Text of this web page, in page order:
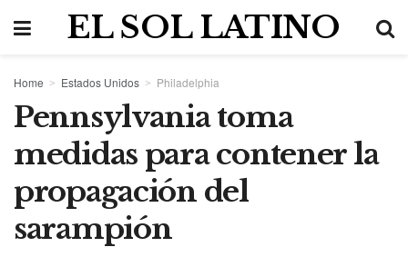
EL SOL LATINO
Home Estados Unidos Philadelphia
Pennsylvania toma
medidas para contener la
propagación del
sarampión